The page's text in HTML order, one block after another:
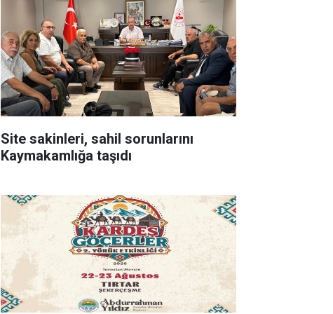
Site sakinleri, sahil sorunlarını
Kaymakamlığa taşıdı